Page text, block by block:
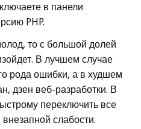
в панели
PHP.
то с большой долей
В лучшем случае
рода ошибки, а в худшем
дзен веб-разработки. В
переключить все
слабости.